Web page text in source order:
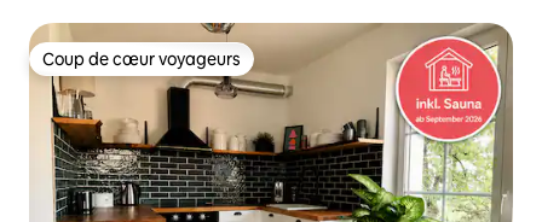
Coup de cœur voyageurs
Coup de cœur voyageurs